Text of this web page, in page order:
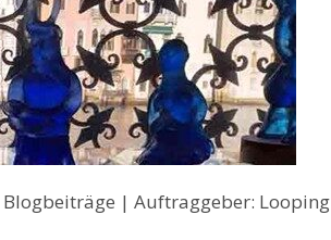
| Auftraggeber: Looping